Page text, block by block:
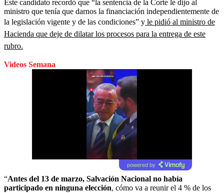
Este candidato recordó que “la sentencia de la Corte le dijo al
ministro que tenía que darnos la financiación independientemente de
la legislación vigente y de las condiciones” y le pidió al ministro de
Hacienda que deje de dilatar los procesos para la entrega de este
rubro.
Videos Semana
powered by
“Antes del 13 de marzo, Salvación Nacional no había
participado en ninguna elección, cómo va a reunir el 4 % de los